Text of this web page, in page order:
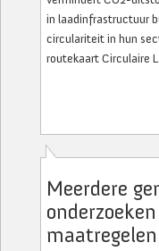
in laadinfrastructuur
circulariteit in hun
routekaart Circulaire
Meerdere
maatregelen